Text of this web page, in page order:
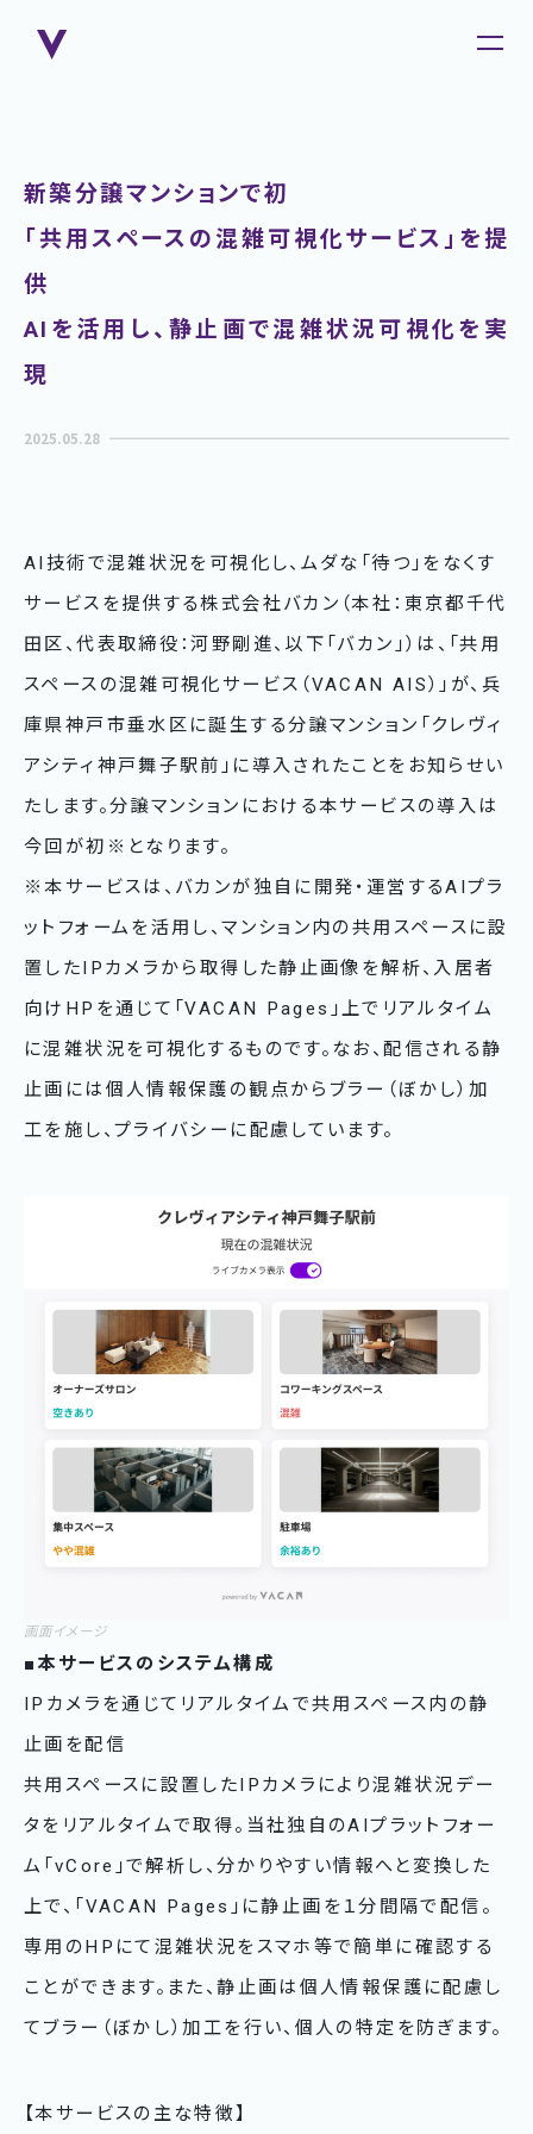
新築分譲マンションで初
「共用スペースの混雑可視化サービス」を提
供
AIを活用し、静止画で混雑状況可視化を実
現
2025.05.28
AI技術で混雑状況を可視化し、ムダな「待つ」をなくす
サービスを提供する株式会社バカン（本社：東京都千代
田区、代表取締役：河野剛進、以下「バカン」）は、「共用
スペースの混雑可視化サービス（VACAN AIS）」が、兵
庫県神戸市垂水区に誕生する分譲マンション「クレヴィ
アシティ神戸舞子駅前」に導入されたことをお知らせい
たします。分譲マンションにおける本サービスの導入は
今回が初※となります。
※本サービスは、バカンが独自に開発・運営するAIプラ
ットフォームを活用し、マンション内の共用スペースに設
置したIPカメラから取得した静止画像を解析、入居者
向けHPを通じて「VACAN Pages」上でリアルタイム
に混雑状況を可視化するものです。なお、配信される静
止画には個人情報保護の観点からブラー（ぼかし）加
工を施し、プライバシーに配慮しています。
画面イメージ
■本サービスのシステム構成
IPカメラを通じてリアルタイムで共用スペース内の静
止画を配信
共用スペースに設置したIPカメラにより混雑状況デー
タをリアルタイムで取得。当社独自のAIプラットフォー
ム「vCore」で解析し、分かりやすい情報へと変換した
上で、「VACAN Pages」に静止画を１分間隔で配信。
専用のHPにて混雑状況をスマホ等で簡単に確認する
ことができます。また、静止画は個人情報保護に配慮し
てブラー（ぼかし）加工を行い、個人の特定を防ぎます。
【本サービスの主な特徴】